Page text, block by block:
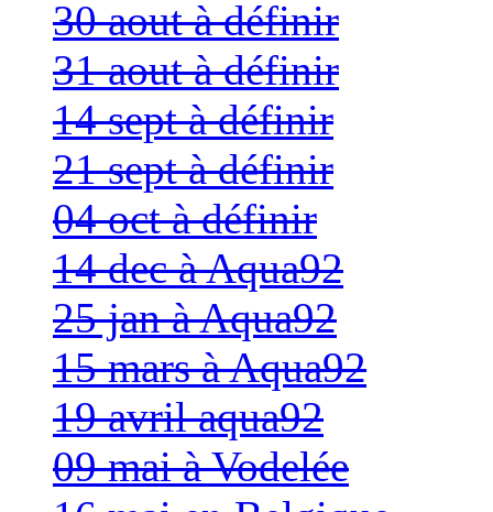
30 aout à définir
31 aout à définir
14 sept à définir
21 sept à définir
04 oct à définir
14 dec à Aqua92
25 jan à Aqua92
15 mars à Aqua92
19 avril aqua92
09 mai à Vodelée